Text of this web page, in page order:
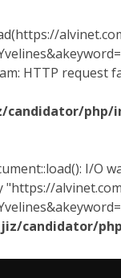
HTTP request
php/
I/O
"https://
candidator/